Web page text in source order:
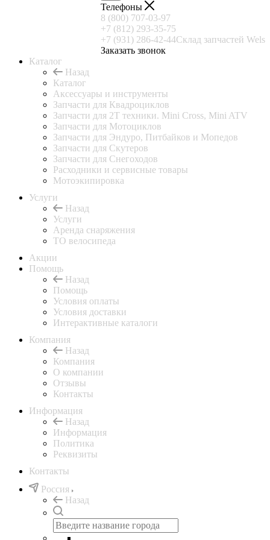
Телефоны
8 (800) 707-03-97
+7 (812) 293-35-75
+7 (931) 286-42-44Склад запчастей Wels
Заказать звонок
Каталог
Назад
Каталог
Аксессуары и инструменты
Запчасти для Квадроциклов
Запчасти для 2T техники. Mini Cross, Mini ATV
Запчасти для Мотоциклов
Запчасти для Эндуро, Питбайков и Мопедов
Запчасти для Скутеров
Запчасти для Снегоходов
Расходники и сервисные товары
Мотоэкипировка
Услуги
Назад
Услуги
Аренда снаряжения
ТО велосипеда
Акции
Помощь
Назад
Помощь
Условия оплаты
Условия доставки
Интерактивные каталоги
Компания
Назад
Компания
О компании
Отзывы
Контакты
Информация
Назад
Информация
Политика
Реквизиты
Контакты
Россия
Назад